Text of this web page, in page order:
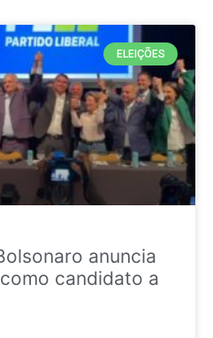
ELEIÇÕES
anuncia
candidato a